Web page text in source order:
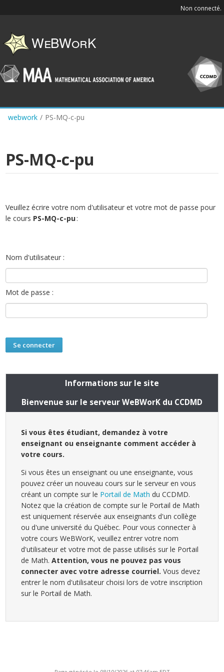
content
Non connecté.
webwork / PS-MQ-c-pu
PS-MQ-c-pu
Veuillez écrire votre nom d'utilisateur et votre mot de passe pour
le cours PS-MQ-c-pu:
Nom d'utilisateur :
Mot de passe :
Informations sur le site
Bienvenue sur le serveur WeBWorK du CCDMD
Si vous êtes étudiant, demandez à votre
enseignant ou enseignante comment accéder à
votre cours.
Si vous êtes un enseignant ou une enseignante, vous
pouvez créer un nouveau cours sur le serveur en vous
créant un compte sur le Portail de Math du CCDMD.
Notez que la création de compte sur le Portail de Math
est uniquement réservée aux enseignants d'un collège
ou d'une université du Québec. Pour vous connecter à
votre cours WeBWorK, veuillez entrer votre nom
d'utilisateur et votre mot de passe utilisés sur le Portail
de Math.Attention, vous ne pouvez pas vous
connecter avec votre adresse courriel. Vous devez
entrer le nom d'utilisateur choisi lors de votre inscription
sur le Portail de Math.